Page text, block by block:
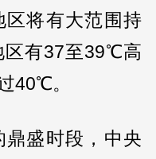
将有大范围持
区有37至39℃高
40℃。
盛时段，中央